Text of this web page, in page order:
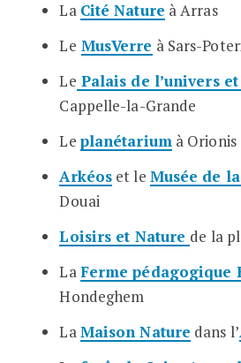
La Cité Nature à Arras
Le MusVerre à Sars-
Le Palais de l’univers
Cappelle-la-Grande
Le planétariumà Orionis
Arkéos et le Musée de
Douai
Loisirs et Nature de la
LaFerme pédagogique
Hondeghem
LaMaison Nature dans l’